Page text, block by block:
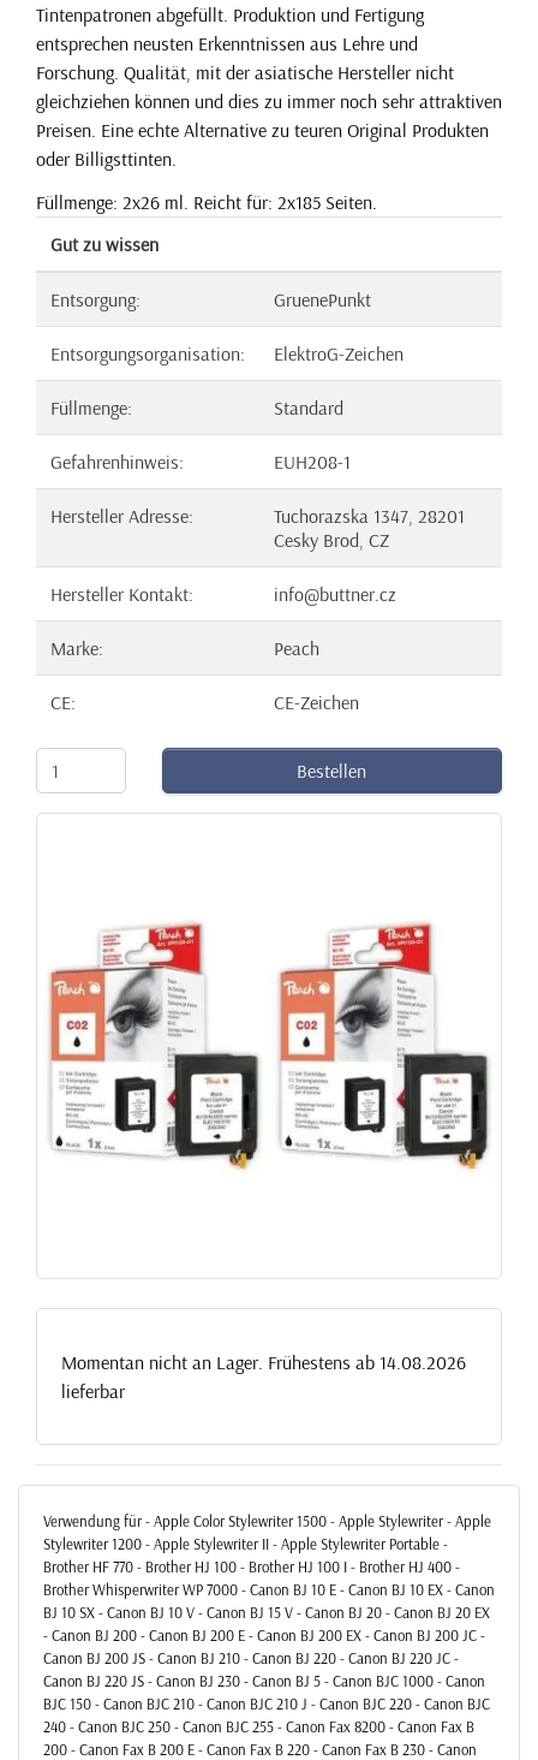
Tintenpatronen abgefüllt. Produktion und Fertigung
entsprechen neusten Erkenntnissen aus Lehre und
Forschung. Qualität, mit der asiatische Hersteller nicht
gleichziehen können und dies zu immer noch sehr attraktiven
Preisen. Eine echte Alternative zu teuren Original Produkten
oder Billigsttinten.
Füllmenge: 2x26 ml. Reicht für: 2x185 Seiten.
Gut zu wissen
Entsorgung: GruenePunkt
Entsorgungsorganisation: ElektroG-Zeichen
Füllmenge: Standard
Gefahrenhinweis: EUH208-1
Hersteller Adresse:
Tuchorazska 1347, 28201
Cesky Brod, CZ
Hersteller Kontakt: info@buttner.cz
Marke: Peach
CE: CE-Zeichen
Bestellen
Momentan nicht an Lager. Frühestens ab 14.08.2026
lieferbar
Verwendung für - Apple Color Stylewriter 1500 - Apple Stylewriter - Apple
Stylewriter 1200 - Apple Stylewriter II - Apple Stylewriter Portable -
Brother HF 770 - Brother HJ 100 - Brother HJ 100 I - Brother HJ 400 -
Brother Whisperwriter WP 7000 - Canon BJ 10 E - Canon BJ 10 EX - Canon
BJ 10 SX - Canon BJ 10 V - Canon BJ 15 V - Canon BJ 20 - Canon BJ 20 EX
- Canon BJ 200 - Canon BJ 200 E - Canon BJ 200 EX - Canon BJ 200 JC -
Canon BJ 200 JS - Canon BJ 210 - Canon BJ 220 - Canon BJ 220 JC -
Canon BJ 220 JS - Canon BJ 230 - Canon BJ 5 - Canon BJC 1000 - Canon
BJC 150 - Canon BJC 210 - Canon BJC 210 J - Canon BJC 220 - Canon BJC
240 - Canon BJC 250 - Canon BJC 255 - Canon Fax 8200 - Canon Fax B
200 - Canon Fax B 200 E - Canon Fax B 220 - Canon Fax B 230 - Canon